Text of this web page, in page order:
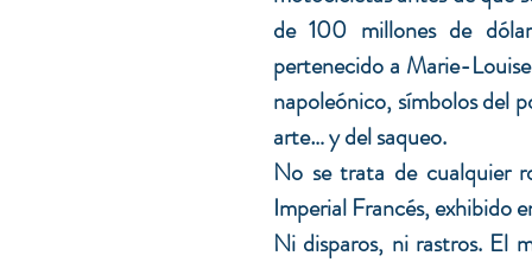
de 100 millones de
pertenecido a Marie-
napoleónico, símbolos del
arte… y del saqueo.
No se trata de cualquier
Imperial Francés, exhibido
Ni disparos, ni rastros. El